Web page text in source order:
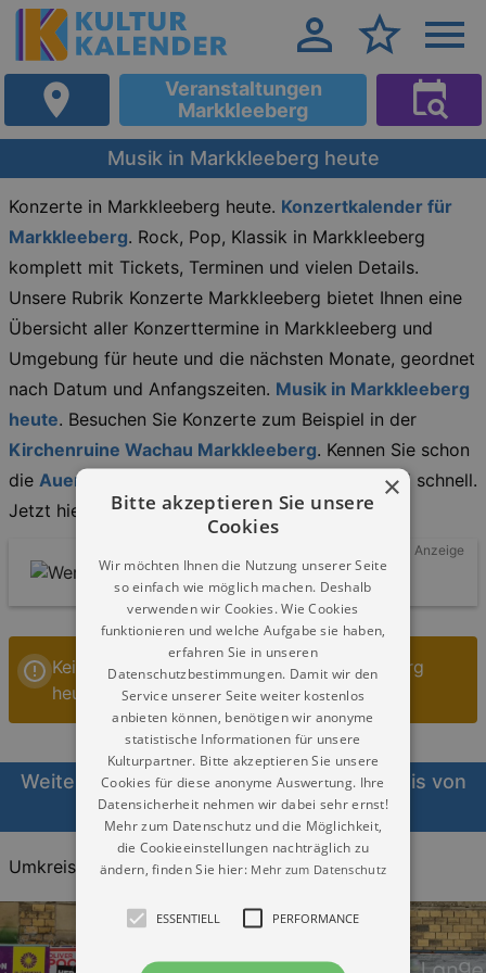
Veranstaltungen
Markkleeberg
Musik in Markkleeberg heute
Konzerte in Markkleeberg heute. Konzertkalender für
Markkleeberg. Rock, Pop, Klassik in Markkleeberg
komplett mit Tickets, Terminen und vielen Details.
Unsere Rubrik Konzerte Markkleeberg bietet Ihnen eine
Übersicht aller Konzerttermine in Markkleeberg und
Umgebung für heute und die nächsten Monate, geordnet
nach Datum und Anfangszeiten. Musik in Markkleeberg
heute. Besuchen Sie Konzerte zum Beispiel in der
Kirchenruine Wachau Markkleeberg. Kennen Sie schon
die Auenkirche Markkleeberg-Ost
? Einfach und schnell.
Jetzt hier informieren!
Anzeige
Keine Veranstaltungen Musik in Markkleeberg
heute
Weitere Veranstaltungen Musik im Umkreis von
Markkleeberg heute
Umkreis: 20KM 30KM 40KM
×
Bitte akzeptieren Sie unsere
Cookies
Wir möchten Ihnen die Nutzung unserer Seite
so einfach wie möglich machen. Deshalb
verwenden wir Cookies. Wie Cookies
funktionieren und welche Aufgabe sie haben,
erfahren Sie in unseren
Datenschutzbestimmungen. Damit wir den
Service unserer Seite weiter kostenlos
anbieten können, benötigen wir anonyme
statistische Informationen für unsere
Kulturpartner. Bitte akzeptieren Sie unsere
Cookies für diese anonyme Auswertung. Ihre
Datensicherheit nehmen wir dabei sehr ernst!
Mehr zum Datenschutz und die Möglichkeit,
die Cookieeinstellungen nachträglich zu
ändern, finden Sie hier: Mehr zum Datenschutz
ESSENTIELL PERFORMANCE